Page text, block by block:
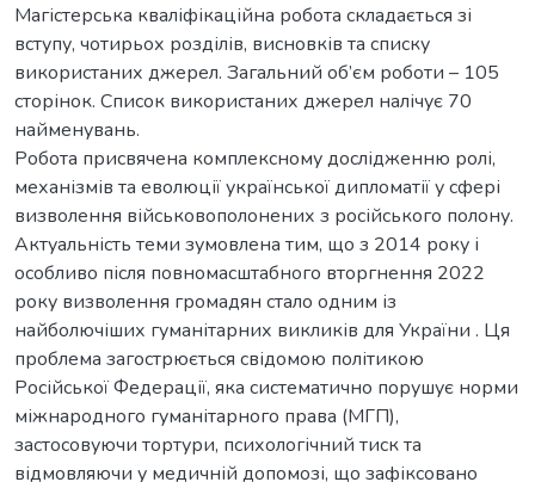
Магістерська кваліфікаційна робота складається зі
вступу, чотирьох розділів, висновків та списку
використаних джерел. Загальний об’єм роботи – 105
сторінок. Список використаних джерел налічує 70
найменувань.
Робота присвячена комплексному дослідженню ролі,
механізмів та еволюції української дипломатії у сфері
визволення військовополонених з російського полону.
Актуальність теми зумовлена тим, що з 2014 року і
особливо після повномасштабного вторгнення 2022
року визволення громадян стало одним із
найболючіших гуманітарних викликів для України . Ця
проблема загострюється свідомою політикою
Російської Федерації, яка систематично порушує норми
міжнародного гуманітарного права (МГП),
застосовуючи тортури, психологічний тиск та
відмовляючи у медичній допомозі, що зафіксовано